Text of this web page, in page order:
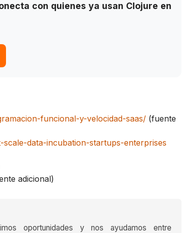
con quienes ya usan Clojure en
funcional-y-velocidad-saas/ (fuente
data-incubation-startups-enterprises
adicional)
oportunidades y nos ayudamos entre